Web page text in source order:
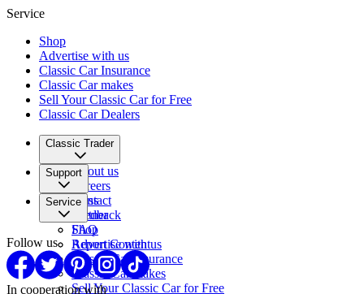
Service
Shop
Advertise with us
Classic Car Insurance
Classic Car makes
Sell Your Classic Car for Free
Classic Car Dealers
Classic Trader
About us
Careers
Press
Partner
Support
Contact
Feedback
FAQ
Report Content
Service
Shop
Advertise with us
Classic Car Insurance
Classic Car makes
Sell Your Classic Car for Free
Follow us
In cooperation with